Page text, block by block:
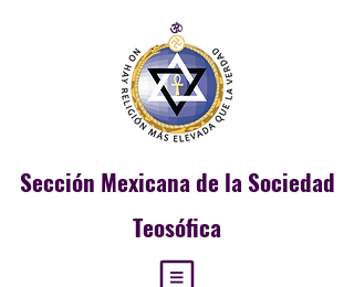
Sección Mexicana de la Sociedad
Teosófica